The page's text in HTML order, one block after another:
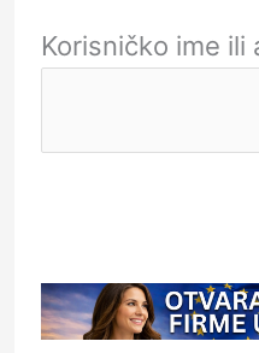
Korisničko ime